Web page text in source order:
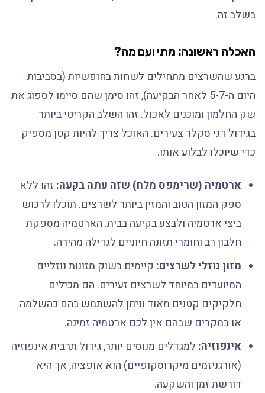
בשלב זה.
האכלה ראשונה: מתי ועם מה?
ברגע שהשרצים מתחילים לשחות בחופשיות (בסביבות
היום ה-5-7 לאחר הבקיעה), זהו סימן שהם סיימו לספוג את
שק החלמון ומוכנים לאכול. זהו השלב הקריטי ביותר
בגידול דגי סקלר צעירים. האוכל צריך להיות קטן מספיק
כדי שיוכלו לבלוע אותו.
ארטמיה (שרימפס מלח) שזה עתה בקעה:זהו ללא
ספק המזון הטוב והמזין ביותר לשרצים. תוכלו לרכוש
ביצי ארטמיה ולבצע בקיעה בבית. הארטמיה מספקת
חלבון רב וחומרי תזונה חיוניים לגדילה מהירה.
מזון נוזלי לשרצים:קיימים בשוק מזונות נוזליים
המיועדים במיוחד לשרצים זעירים. הם מכילים
חלקיקים קטנים מאוד וניתן להשתמש בהם כהשלמה
או במקרים שבהם אין לכם ארטמיה זמינה.
אינפוזיה:למגדלים מנוסים יותר, גידול תרבית אינפוזיה
(אורגניזמים מיקרוסקופיים) הוא אופציה, אך היא
דורשת זמן והשקעה.